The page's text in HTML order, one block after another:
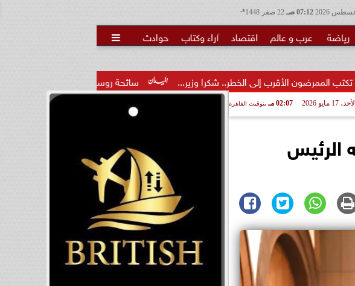
07:12 صـ هـ
رياضة عرب و عالم اقتصاد آراء وكتاب حوادث 
سائحة روسية لـ”مراسي”: الغردقة تجمع بين الموقع المميز إلى الخطر.. شكرا وزير...
الأحد، 17 مايو 2026 02:07 مـ بتوقيت القاهرة
الرئيس